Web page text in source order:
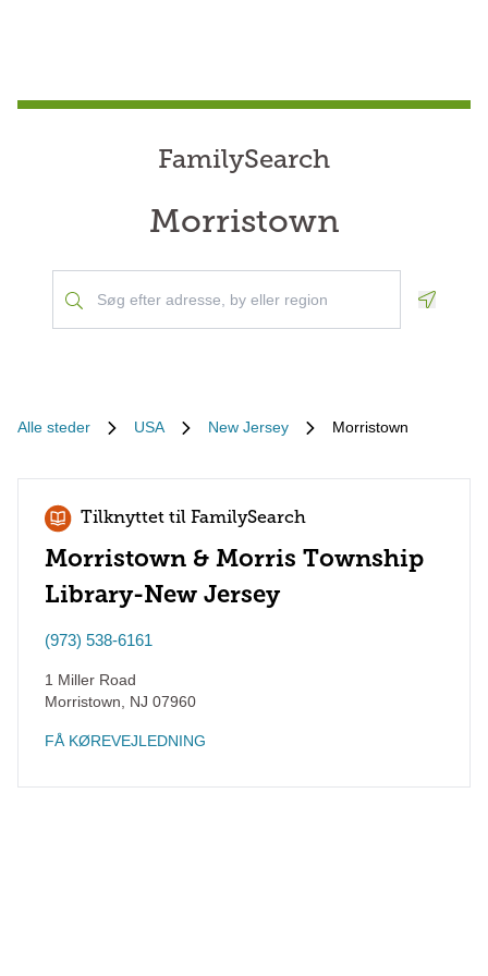
FamilySearch
Morristown
Alle steder USA New Jersey Morristown
Tilknyttet til FamilySearch
Morristown & Morris Township
Library-New Jersey
(973) 538-6161
1 Miller Road
Morristown
NJ 07960
FÅ KØREVEJLEDNING